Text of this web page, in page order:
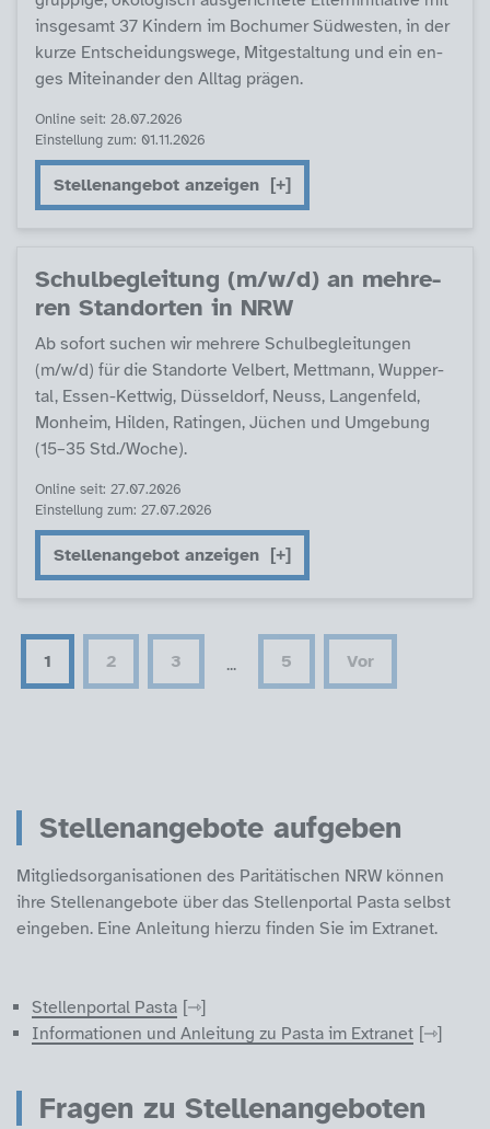
ins­ge­s­amt 37 Kin­dern im Bochu­mer Süd­wes­ten, in der
kur­ze Ent­schei­dungs­we­ge, Mit­ge­stal­tung und ein en­
ges Mit­ein­an­der den All­tag prä­gen.
Online seit: 28.07.2026
Einstellung zum: 01.11.2026
Stellenangebot anzeigen
Schul­be­g­lei­tung (m/w/d) an meh­re­
ren Stand­or­ten in NRW
Ab so­fort su­chen wir meh­re­re Schul­be­g­lei­tun­gen
(m/w/d) für die Stand­or­te Vel­bert, Mett­mann, Wup­per­
tal, Es­sen-Kett­wig, Düs­sel­dorf, Neuss, Lan­gen­feld,
Mon­heim, Hil­den, Ra­tin­gen, Jüchen und Um­ge­bung
(15–35 Std./Wo­che).
Online seit: 27.07.2026
Einstellung zum: 27.07.2026
Stellenangebot anzeigen
1 2 3 ... 5 Vor
Stellenangebote aufgeben
Mitgliedsorganisationen des Paritätischen NRW können
ihre Stellenangebote über das Stellenportal Pasta selbst
eingeben. Eine Anleitung hierzu finden Sie im Extranet.
Stellenportal Pasta
Informationen und Anleitung zu Pasta im Extranet
Fragen zu Stellenangeboten